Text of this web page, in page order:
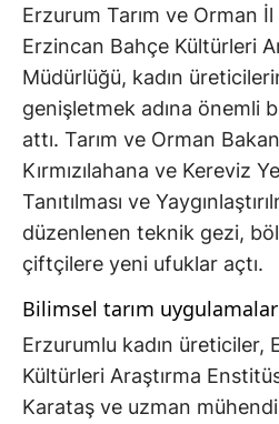
Erzurum Tarım ve Orman
Erzincan Bahçe Kültürleri
Müdürlüğü, kadın
genişletmek adına önemli
attı. Tarım ve Orman
Kırmızılahana ve Kereviz
Tanıtılması ve
düzenlenen teknik gezi,
çiftçilere yeni ufuklar açtı.
Bilimsel tarım
Erzurumlu kadın üreticiler,
Kültürleri Araştırma
Karataş ve uzman